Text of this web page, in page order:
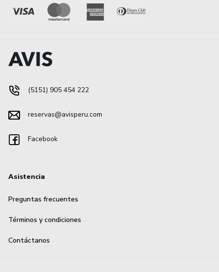
(5151) 905 454 222
reservas@avisperu.com
Facebook
Asistencia
Preguntas frecuentes
Términos y condiciones
Contáctanos